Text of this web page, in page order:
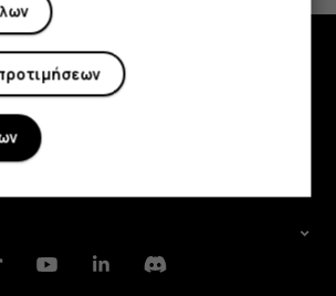
YoutubeLinkedinDiscord